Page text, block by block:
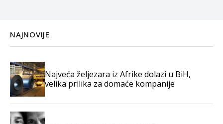
NAJNOVIJE
Najveća željezara iz Afrike dolazi u BiH,
velika prilika za domaće kompanije